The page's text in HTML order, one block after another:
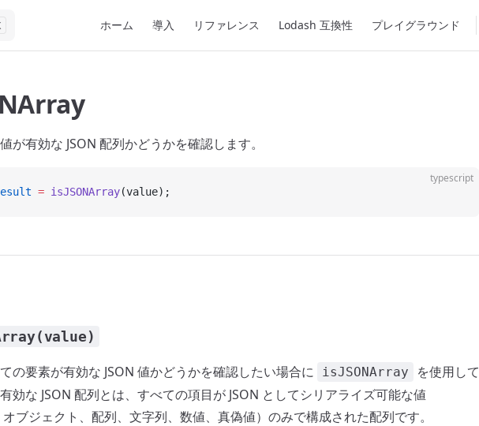
ホーム 導入 リファレンス Lodash 互換性 プレイグラウンド
が有効な JSON 配列かどうかを確認します。
typescript
= isJSONArray(value);
の要素が有効な JSON 値かどうかを確認したい場合に isJSONArray
を使用して
効な JSON 配列とは、すべての項目が JSON としてシリアライズ可能な値
オブジェクト、配列、文字列、数値、真偽値）のみで構成された配列です。